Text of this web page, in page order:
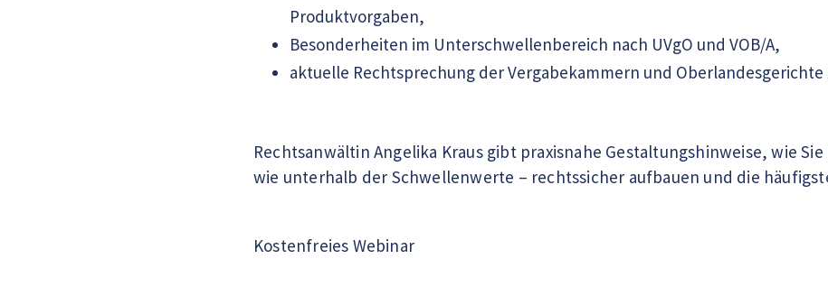
Produktvorgaben,
Besonderheiten im Unterschwellenbereich nach UVgO und VOB/A,
aktuelle Rechtsprechung der Vergabekammern und Oberlandesgerichte
Rechtsanwältin Angelika Kraus gibt praxisnahe Gestaltungshinweise, wie
wie unterhalb der Schwellenwerte – rechtssicher aufbauen und die
Kostenfreies Webinar